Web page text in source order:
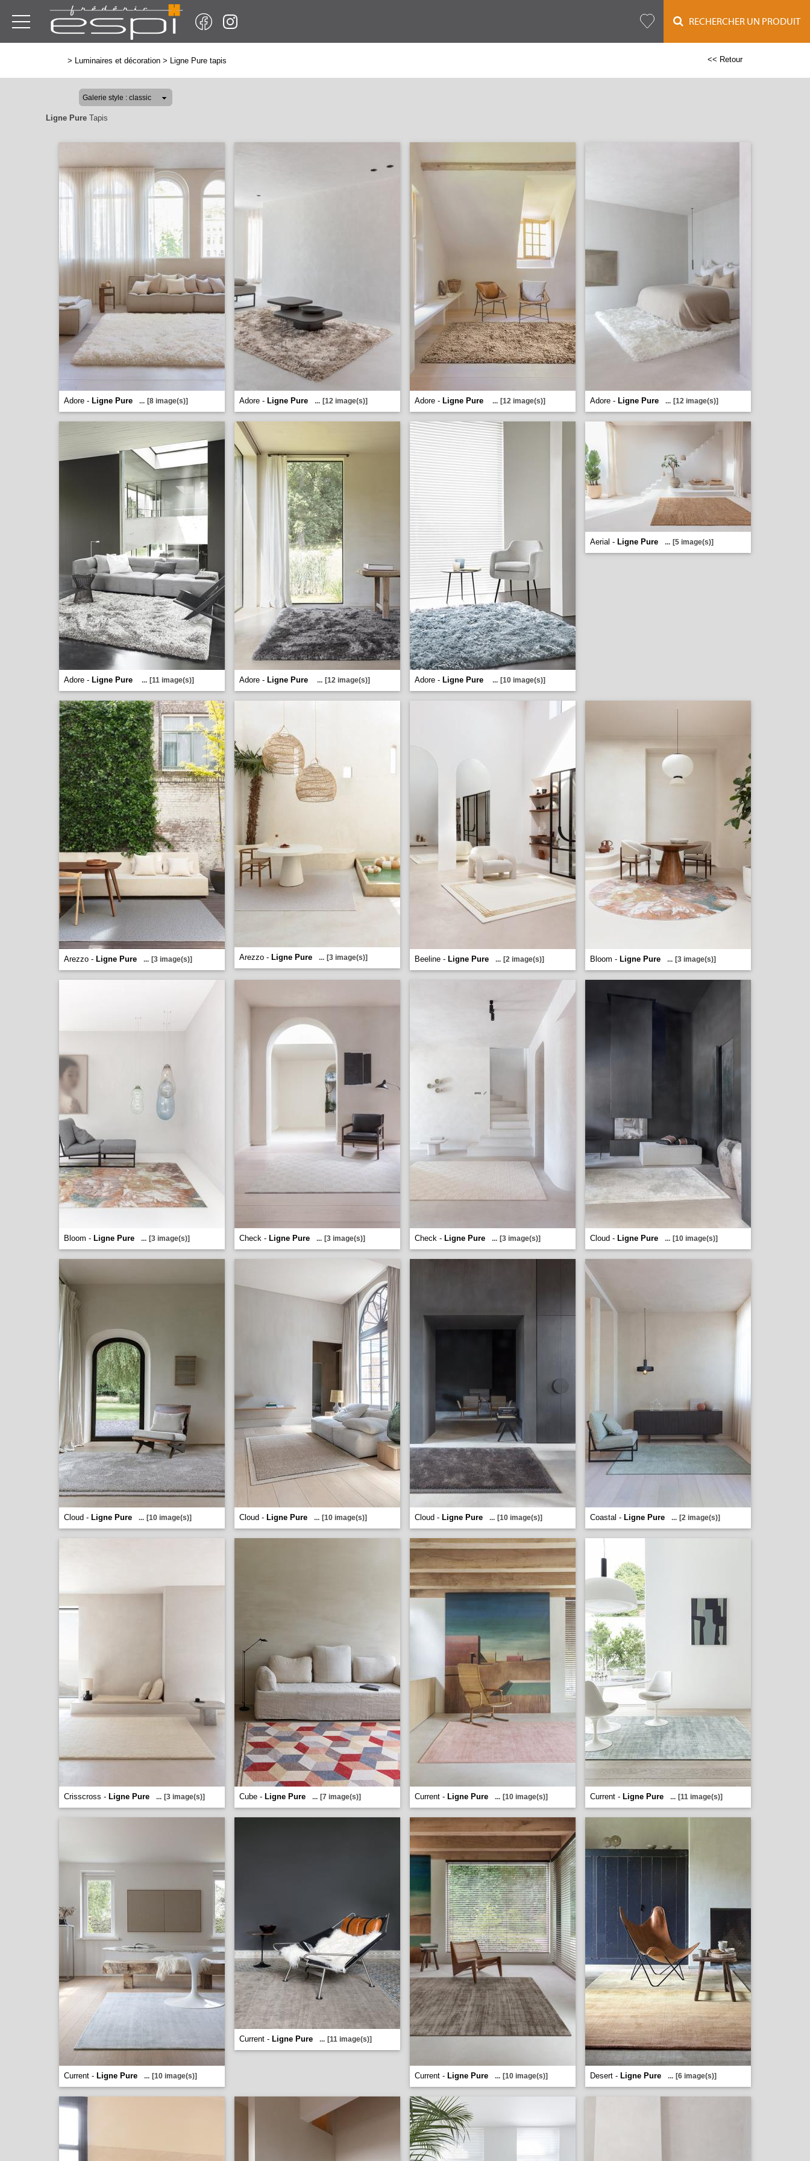
RECHERCHER UN PRODUIT
> Luminaires et décoration > Ligne Pure tapis << Retour
Ligne Pure Tapis
Adore - Ligne Pure ... [8 image(s)] Adore - Ligne Pure ... [12 image(s)] Adore - Ligne Pure ... [12 image(s)] Adore - Ligne Pure ... [12 image(s)]
Adore - Ligne Pure ... [11 image(s)] Adore - Ligne Pure ... [12 image(s)] Adore - Ligne Pure ... [10 image(s)]
Aerial - Ligne Pure ... [5 image(s)]
Arezzo - Ligne Pure ... [3 image(s)] Arezzo - Ligne Pure ... [3 image(s)] Beeline - Ligne Pure ... [2 image(s)] Bloom - Ligne Pure ... [3 image(s)]
Bloom - Ligne Pure ... [3 image(s)] Check - Ligne Pure ... [3 image(s)] Check - Ligne Pure ... [3 image(s)] Cloud - Ligne Pure ... [10 image(s)]
Cloud - Ligne Pure ... [10 image(s)] Cloud - Ligne Pure ... [10 image(s)] Cloud - Ligne Pure ... [10 image(s)] Coastal - Ligne Pure ... [2 image(s)]
Crisscross - Ligne Pure ... [3 image(s)] Cube - Ligne Pure ... [7 image(s)] Current - Ligne Pure ... [10 image(s)] Current - Ligne Pure ... [11 image(s)]
Current - Ligne Pure ... [10 image(s)]
Current - Ligne Pure ... [11 image(s)]
Current - Ligne Pure ... [10 image(s)] Desert - Ligne Pure ... [6 image(s)]